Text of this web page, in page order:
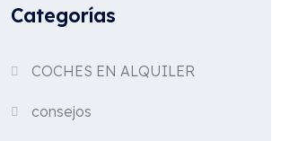
Categorías
COCHES EN ALQUILER
consejos